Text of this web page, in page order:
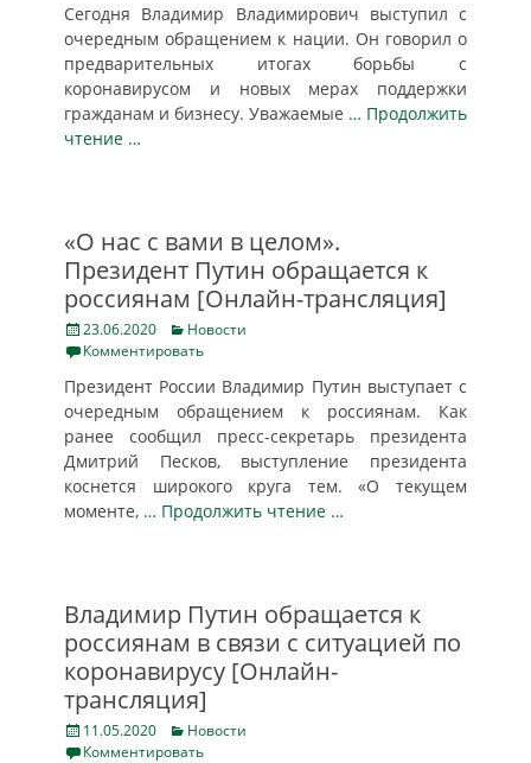
Сегодня Владимир Владимирович выступил с
очередным обращением к нации. Он говорил о
предварительных итогах борьбы с
коронавирусом и новых мерах поддержки
гражданам и бизнесу. Уважаемые … Продолжить
чтение …
«О нас с вами в целом».
Президент Путин обращается к
россиянам [Онлайн-трансляция]
Posted
on
23.06.2020 Categories
Новости
Комментировать
Президент России Владимир Путин выступает с
очередным обращением к россиянам. Как
ранее сообщил пресс-секретарь президента
Дмитрий Песков, выступление президента
коснется широкого круга тем. «О текущем
моменте, … Продолжить чтение …
Владимир Путин обращается к
россиянам в связи с ситуацией по
коронавирусу [Онлайн-
трансляция]
Posted
on
11.05.2020 Categories
Новости
Комментировать